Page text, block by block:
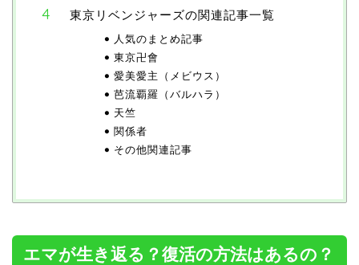
東京リベンジャーズの関連記事一覧
人気のまとめ記事
東京卍會
愛美愛主（メビウス）
芭流覇羅（バルハラ）
天竺
関係者
その他関連記事
エマが生き返る？復活の方法はあるの？